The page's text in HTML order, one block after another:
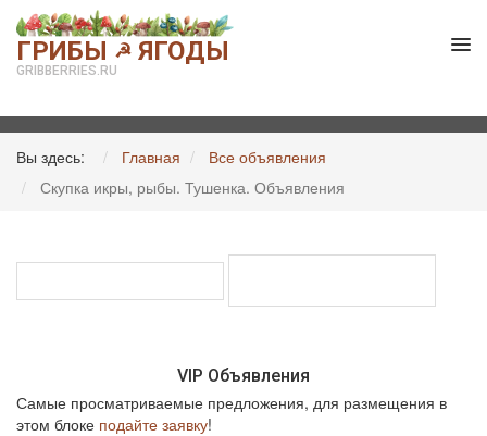
ГРИБЫ ☭ ЯГОДЫ
GRIBBERRIES.RU
Вы здесь: Главная
Все объявления
Скупка икры, рыбы. Тушенка. Объявления
VIP Объявления
Самые просматриваемые предложения, для размещения в
этом блоке подайте заявку!